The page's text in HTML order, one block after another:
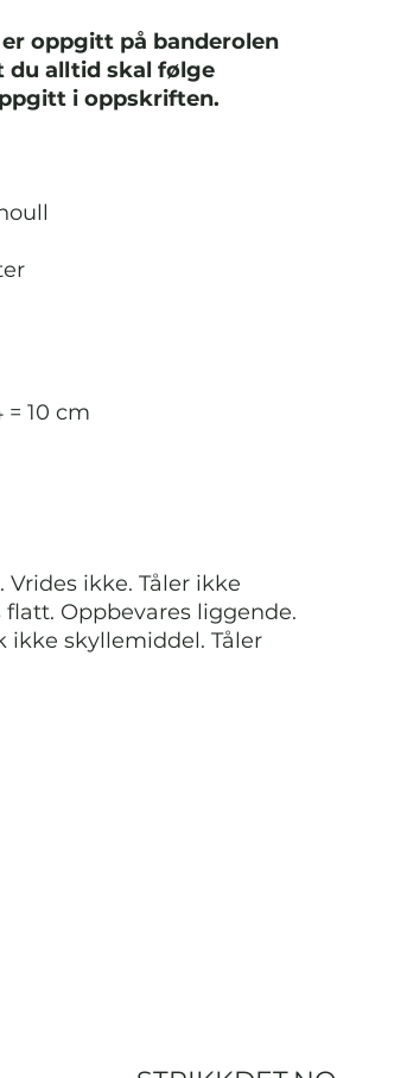
oppgitt på banderolen
du alltid skal følge
i oppskriften.
10 cm
Vrides ikke. Tåler ikke
Oppbevares liggende.
ikke skyllemiddel. Tåler